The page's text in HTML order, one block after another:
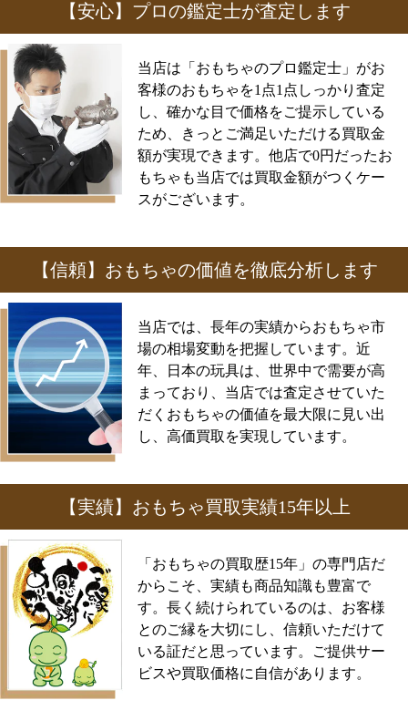
【安心】プロの鑑定士が査定します
当店は「おもちゃのプロ鑑定士」がお
客様のおもちゃを1点1点しっかり査定
し、確かな目で価格をご提示している
ため、きっとご満足いただける買取金
額が実現できます。他店で0円だったお
もちゃも当店では買取金額がつくケー
スがございます。
【信頼】おもちゃの価値を徹底分析します
当店では、長年の実績からおもちゃ市
場の相場変動を把握しています。近
年、日本の玩具は、世界中で需要が高
まっており、当店では査定させていた
だくおもちゃの価値を最大限に見い出
し、高価買取を実現しています。
【実績】おもちゃ買取実績15年以上
「おもちゃの買取歴15年」の専門店だ
からこそ、実績も商品知識も豊富で
す。長く続けられているのは、お客様
とのご縁を大切にし、信頼いただけて
いる証だと思っています。ご提供サー
ビスや買取価格に自信があります。